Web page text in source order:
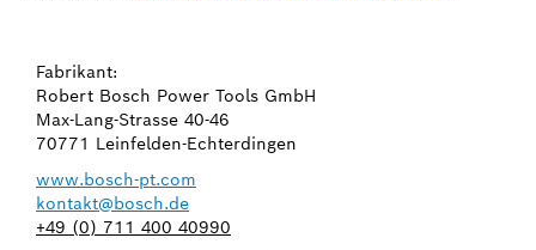
Fabrikant:
Robert Bosch Power Tools GmbH
Max-Lang-Strasse 40-46
70771 Leinfelden-Echterdingen
www.bosch-pt.com
kontakt@bosch.de
+49 (0) 711 400 40990